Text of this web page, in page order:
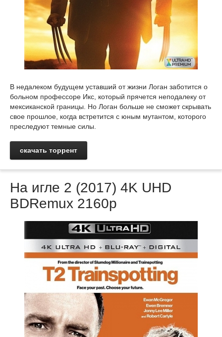
В недалеком будущем уставший от жизни Логан заботится о
больном профессоре Икс, который прячется неподалеку от
мексиканской границы. Но Логан больше не сможет скрывать
свое прошлое, когда встретится с юным мутантом, которого
преследуют темные силы.
скачать торрент
На игле 2 (2017) 4K UHD
BDRemux 2160p